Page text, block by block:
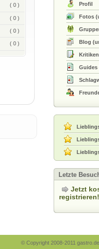
( 0 )
( 0 )
( 0 )
( 0 )
Profil
Fotos (
Blog (
Kritiken
Guides
Letzte
Jetzt
registrieren!
© Copyright 2008-2011